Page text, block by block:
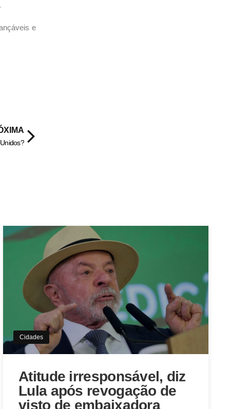
e
Cidades
Atitude irresponsável, diz
Lula após revogação de
visto de embaixadora